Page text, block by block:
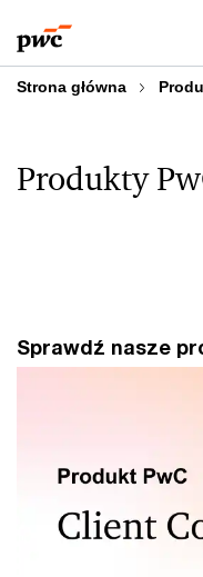
do
treści
do
stopki
Strona główna
Produkty
Sprawdź nasze